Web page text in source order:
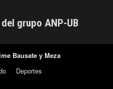
grupo ANP-UB
Bausate y Meza
Deportes